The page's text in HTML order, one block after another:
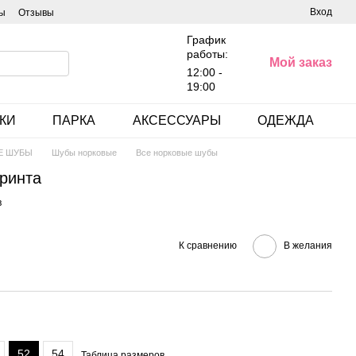
Отзывы Вход
График
работы:
12:00 -
19:00
Мой заказ
ПАРКА АКСЕССУАРЫ ОДЕЖДА
ШУБЫ Шубы норковые Все норковые шубы
К сравнению В желания